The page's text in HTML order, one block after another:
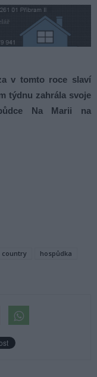
v tomto roce slaví
týdnu zahrála svoje
Na Marii na
country
hospůdka